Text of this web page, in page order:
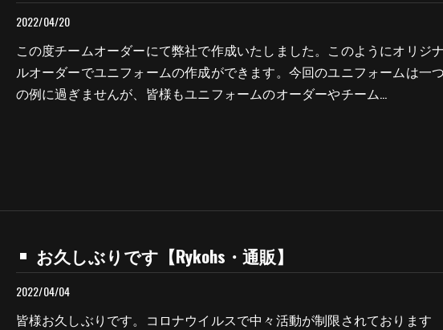
2022/04/20
この度チームオーダーにて弊社で作成いたしました。このようにオリジ
ルオーダーでユニフォームの作成ができます。今回のユニフォームは一
の例に過ぎませんが、皆様もユニフォームのオーダーやチーム…
お久しぶりです【Rykohs・通販】
2022/04/04
皆様お久しぶりです。コロナウイルスで中々活動が制限されております